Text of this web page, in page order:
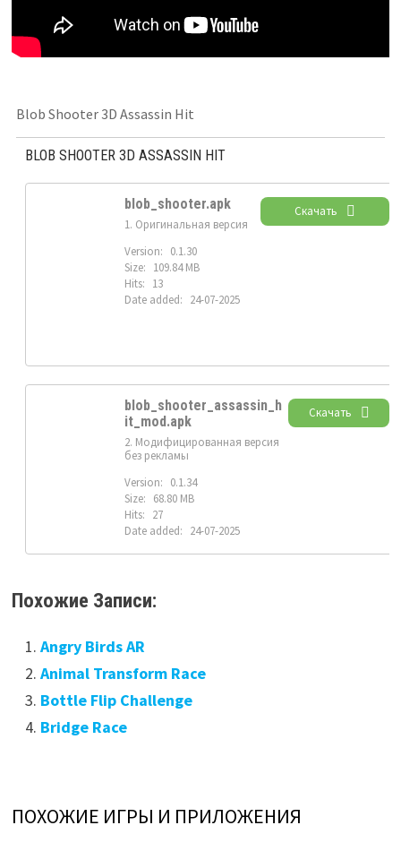
Blob Shooter 3D Assassin Hit
BLOB SHOOTER 3D ASSASSIN HIT
blob_shooter.apk
1. Оригинальная версия
Version: 0.1.30
Size: 109.84 MB
Hits: 13
Date added: 24-07-2025
Скачать
blob_shooter_assassin_h
it_mod.apk
2. Модифицированная версия
без рекламы
Version: 0.1.34
Size: 68.80 MB
Hits: 27
Date added: 24-07-2025
Скачать
Похожие Записи:
Angry Birds AR
Animal Transform Race
Bottle Flip Challenge
Bridge Race
ПОХОЖИЕ ИГРЫ И ПРИЛОЖЕНИЯ